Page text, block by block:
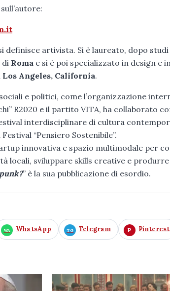
definisce artivista. Si è laureato, dopo
di Roma e si è poi specializzato in design e
Los Angeles, California.
e politici, come l’organizzazione
R2020 e il partito VITA, ha collaborato
interdisciplinare di cultura
“Pensiero Sostenibile”.
innovativa e spazio multimodale per
locali, sviluppare skills creative e
” è la sua pubblicazione di esordio.
WhatsApp Telegram Pinterest